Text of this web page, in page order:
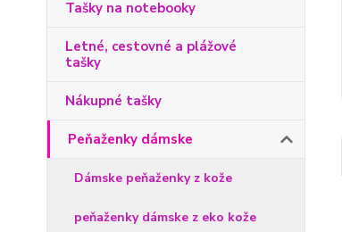
Tašky na notebooky
Letné, cestovné a plážové
tašky
Nákupné tašky
Peňaženky dámske
Dámske peňaženky z kože
peňaženky dámske z eko kože